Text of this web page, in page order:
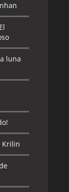
luna
Krilin